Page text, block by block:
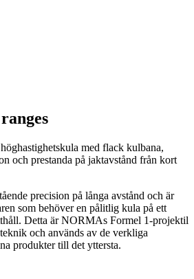
med flack kulbana,
och prestanda på jaktavstånd från kort
precision på långa avstånd och är
som behöver en pålitlig kula på ett
Detta är NORMAs Formel 1-projektil
och används av de verkliga
produkter till det yttersta.